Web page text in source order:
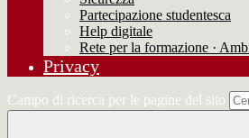
Partecipazione studentesca
Help digitale
Rete per la formazione ·
Privacy
Campo di ricerca per le pagine del sito